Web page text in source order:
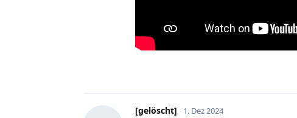
[gelöscht] 1. Dez 2024